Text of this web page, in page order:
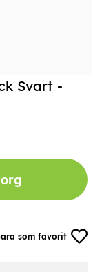
som favorit
Svart -